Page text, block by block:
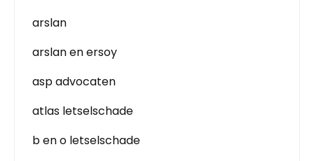
arslan
arslan en ersoy
asp advocaten
atlas letselschade
b en o letselschade